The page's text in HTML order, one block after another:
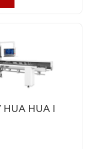
HUA |